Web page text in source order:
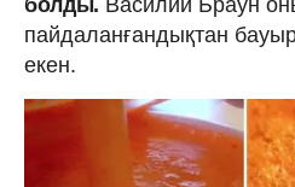
болды. Василий Браун
пайдаланғандықтан
екен.